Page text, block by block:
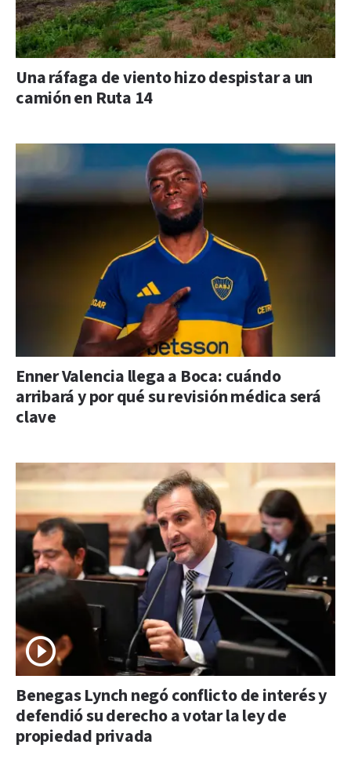
Una ráfaga de viento hizo despistar a un
camión en Ruta 14
Enner Valencia llega a Boca: cuándo
arribará y por qué su revisión médica será
clave
Benegas Lynch negó conflicto de interés y
defendió su derecho a votar la ley de
propiedad privada